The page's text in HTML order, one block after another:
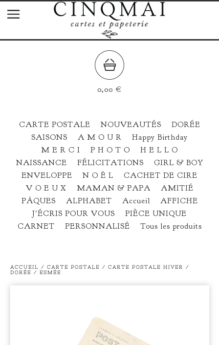
0,00 €
CARTE POSTALE NOUVEAUTÉS
DORÉE
SAISONS
A M O U R
Happy Birthday
M E R C I
P H O T O
H E L L O
NAISSANCE
FÉLICITATIONS
GIRL & BOY
ENVELOPPE
N O Ë L
CACHET DE CIRE
V O E U X
MAMAN & PAPA
AMITIÉ
PÂQUES
ALPHABET Accueil
AFFICHE
J'ÉCRIS POUR VOUS
PIÈCE UNIQUE
CARNET
PERSONNALISÉ Tous les produits
ACCUEIL / CARTE POSTALE / CARTE POSTALE HIVER /
DORÉE / ESMÉE